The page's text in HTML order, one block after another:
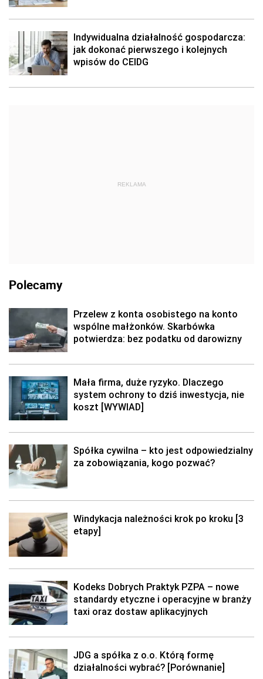
Indywidualna działalność gospodarcza:
jak dokonać pierwszego i kolejnych
wpisów do CEIDG
REKLAMA
Polecamy
Przelew z konta osobistego na konto
wspólne małżonków. Skarbówka
potwierdza: bez podatku od darowizny
Mała firma, duże ryzyko. Dlaczego
system ochrony to dziś inwestycja, nie
koszt [WYWIAD]
Spółka cywilna – kto jest odpowiedzialny
za zobowiązania, kogo pozwać?
Windykacja należności krok po kroku [3
etapy]
Kodeks Dobrych Praktyk PZPA – nowe
standardy etyczne i operacyjne w branży
taxi oraz dostaw aplikacyjnych
JDG a spółka z o.o. Którą formę
działalności wybrać? [Porównanie]